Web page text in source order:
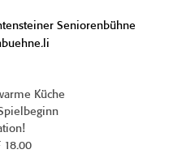
Seniorenbühne
Küche
18.00